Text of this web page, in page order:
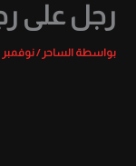
رجل على
بواسطة الساحر/نوفمبر 1, 2024